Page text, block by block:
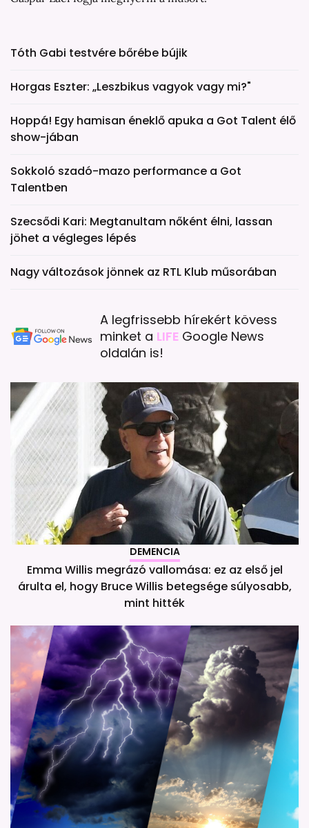
Tóth Gabi testvére bőrébe bújik
Horgas Eszter: „Leszbikus vagyok vagy mi?"
Hoppá! Egy hamisan éneklő apuka a Got Talent élő
show-jában
Sokkoló szadó-mazo performance a Got
Talentben
Szecsődi Kari: Megtanultam nőként élni, lassan
jöhet a végleges lépés
Nagy változások jönnek az RTL Klub műsorában
A legfrissebb hírekért kövess
minket a LIFE Google News
oldalán is!
DEMENCIA
Emma Willis megrázó vallomása: ez az első jel
árulta el, hogy Bruce Willis betegsége súlyosabb,
mint hitték